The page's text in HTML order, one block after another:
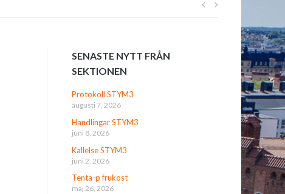
SENASTE NYTT FRÅN
SEKTIONEN
Protokoll STYM3
augusti 7, 2026
Handlingar STYM3
juni 8, 2026
Kallelse STYM3
juni 2, 2026
Tenta-p frukost
maj 26, 2026